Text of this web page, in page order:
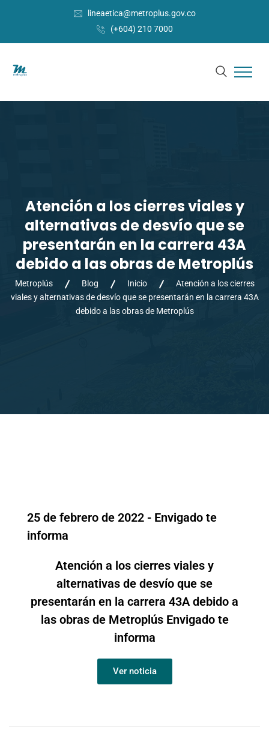
lineaetica@metroplus.gov.co
(+604) 210 7000
Atención a los cierres viales y
alternativas de desvío que se
presentarán en la carrera 43A
debido a las obras de Metroplús
Metroplús Blog Inicio
Atención a los cierres
viales y alternativas de desvío que se presentarán en la carrera 43A
debido a las obras de Metroplús
25 de febrero de 2022 - Envigado te
informa
Atención a los cierres viales y
alternativas de desvío que se
presentarán en la carrera 43A debido a
las obras de Metroplús Envigado te
informa
Ver noticia